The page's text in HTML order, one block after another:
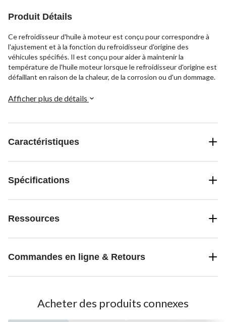
Produit Détails
Ce refroidisseur d'huile à moteur est conçu pour correspondre à
l'ajustement et à la fonction du refroidisseur d'origine des
véhicules spécifiés. Il est conçu pour aider à maintenir la
température de l'huile moteur lorsque le refroidisseur d'origine est
défaillant en raison de la chaleur, de la corrosion ou d'un dommage.
Afficher plus de détails
Caractéristiques
Spécifications
Ressources
Commandes en ligne & Retours
Acheter des produits connexes